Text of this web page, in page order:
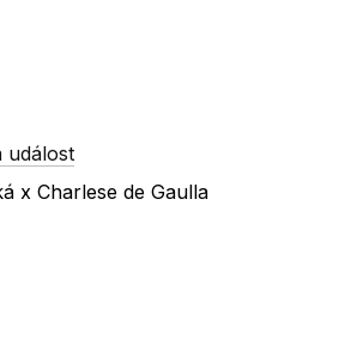
událost
x Charlese de Gaulla